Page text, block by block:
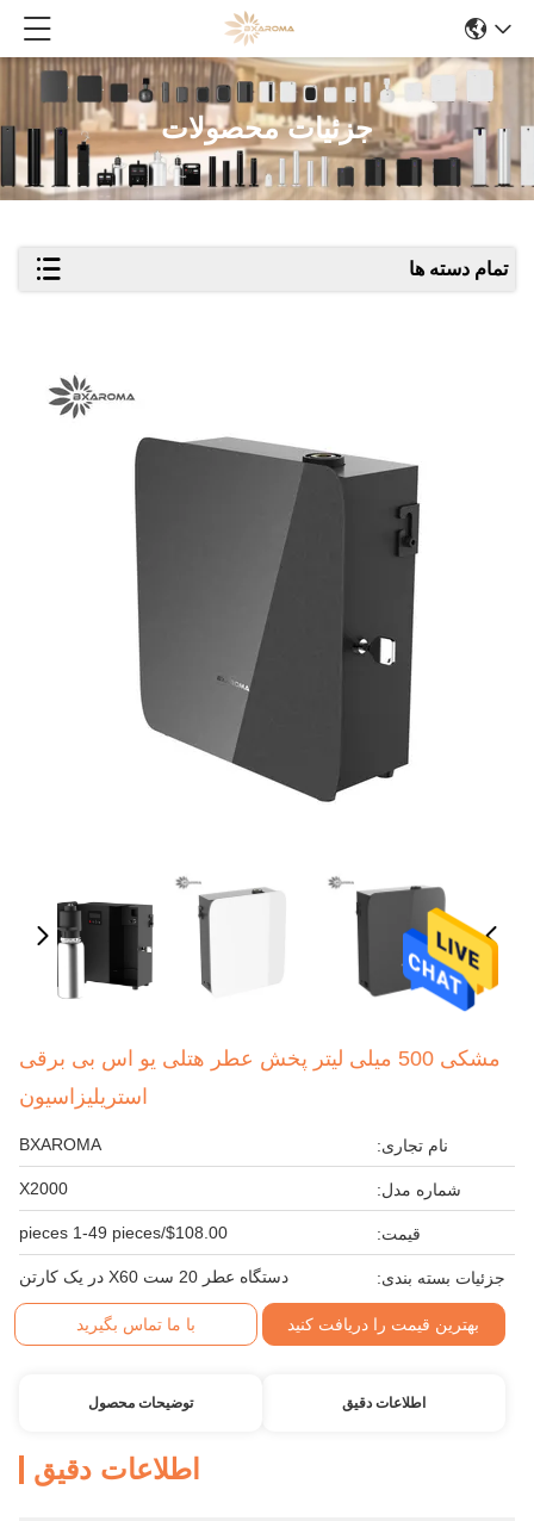
جزئیات محصولات
تمام دسته ها
مشکی 500 میلی لیتر پخش عطر هتلی یو اس بی برقی
استریلیزاسیون
نام تجاری: BXAROMA
شماره مدل: X2000
قیمت: $108.00/pieces 1-49 pieces
جزئیات بسته بندی: دستگاه عطر 20 ست X60 در یک کارتن
بهترین قیمت را دریافت کنید با ما تماس بگیرید
اطلاعات دقیق توضیحات محصول
اطلاعات دقیق